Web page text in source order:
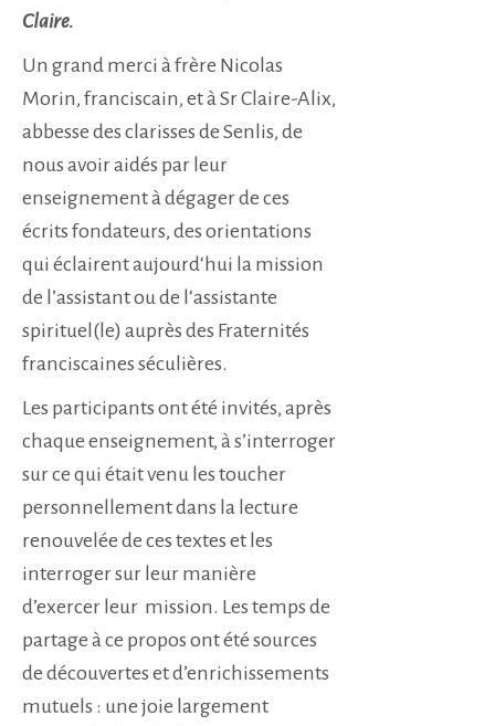
Claire.
Un grand merci à frère Nicolas
Morin, franciscain, et à Sr Claire-Alix,
abbesse des clarisses de Senlis, de
nous avoir aidés par leur
enseignement à dégager de ces
écrits fondateurs, des orientations
qui éclairent aujourd‘hui la mission
de l’assistant ou de l‘assistante
spirituel(le) auprès des Fraternités
franciscaines séculières.
Les participants ont été invités, après
chaque enseignement, à s’interroger
sur ce qui était venu les toucher
personnellement dans la lecture
renouvelée de ces textes et les
interroger sur leur manière
d’exercer leur mission. Les temps de
partage à ce propos ont été sources
de découvertes et d’enrichissements
mutuels : une joie largement